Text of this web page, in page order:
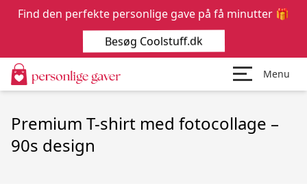
Menu
Premium T-shirt med fotocollage –
90s design
Find den perfekte personlige gave på få minutter 🎁
Besøg Coolstuff.dk